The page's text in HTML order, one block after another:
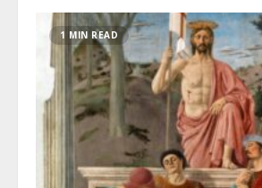
1 MIN READ